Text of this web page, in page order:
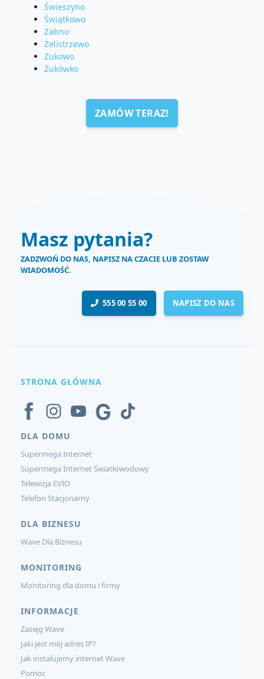
Świeszyno
Świątkowo
Żabno
Żelistrzewo
Żukowo
Żukówko
ZAMÓW TERAZ!
Masz pytania?
ZADZWOŃ DO NAS, NAPISZ NA CZACIE LUB ZOSTAW
WIADOMOŚĆ.
555 00 55 00 NAPISZ DO NAS
STRONA GŁÓWNA
DLA DOMU
Supermega Internet
Supermega Internet Światłowodowy
Telewizja EVIO
Telefon Stacjonarny
DLA BIZNESU
Wave Dla Biznesu
MONITORING
Monitoring dla domu i firmy
INFORMACJE
Zasięg Wave
Jaki jest mój adres IP?
Jak instalujemy internet Wave
Pomoc